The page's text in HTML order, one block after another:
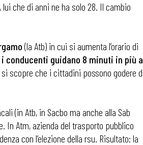
che di anni ne ha solo 28. Il cambio
(la Atb) in cui si aumenta l’orario di
i conducenti guidano 8 minuti in più
scopre che i cittadini possono godere
(in Atb, in Sacbo ma anche alla Sab
In Atm, azienda del trasporto pubblico
con l’elezione della rsu. Risultato: la